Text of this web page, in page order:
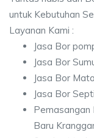
untuk Kebutuhan
Layanan Kami :
Jasa Bor
Jasa Bor
Jasa Bor
Jasa Bor
Pemasangan
Baru